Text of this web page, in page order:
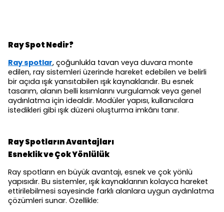
Ray Spot Nedir?
Ray spotlar, çoğunlukla tavan veya duvara monte
edilen, ray sistemleri üzerinde hareket edebilen ve belirli
bir açıda ışık yansıtabilen ışık kaynaklarıdır. Bu esnek
tasarım, alanın belli kısımlarını vurgulamak veya genel
aydınlatma için idealdir. Modüler yapısı, kullanıcılara
istedikleri gibi ışık düzeni oluşturma imkânı tanır.
Ray Spotların Avantajları
Esneklik ve Çok Yönlülük
Ray spotların en büyük avantajı, esnek ve çok yönlü
yapısıdır. Bu sistemler, ışık kaynaklarının kolayca hareket
ettirilebilmesi sayesinde farklı alanlara uygun aydınlatma
çözümleri sunar. Özellikle: